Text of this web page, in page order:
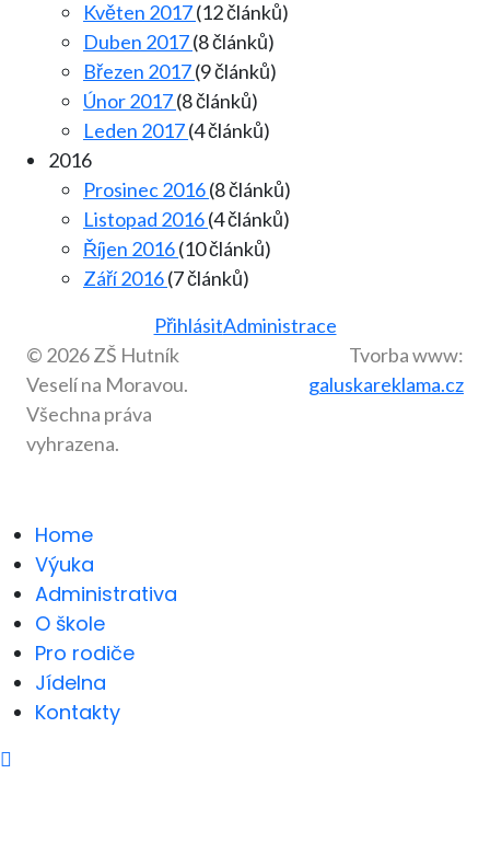
Květen 2017(12 článků)
Duben 2017(8 článků)
Březen 2017(9 článků)
Únor 2017(8 článků)
Leden 2017(4 článků)
2016
Prosinec 2016(8 článků)
Listopad 2016(4 článků)
Říjen 2016(10 článků)
Září 2016(7 článků)
PřihlásitAdministrace
© 2026 ZŠ Hutník
Veselí na Moravou.
Všechna práva
vyhrazena.
Tvorba www:
galuskareklama.cz
Home
Výuka
Administrativa
O škole
Pro rodiče
Jídelna
Kontakty